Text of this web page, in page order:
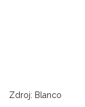
Zdroj: Blanco